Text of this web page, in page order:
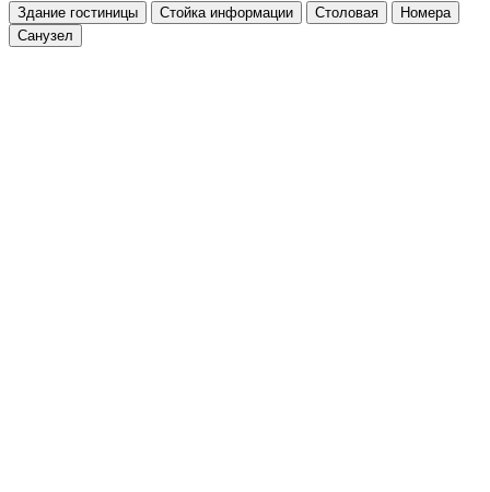
Здание гостиницы Стойка информации Столовая
Номера
Санузел